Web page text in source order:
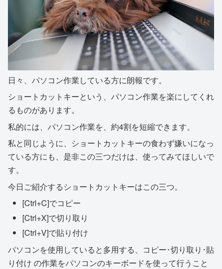
日々、パソコン作業している方に朗報です。
ショートカットキーという、パソコン作業を楽にしてくれ
るものがあります。
私的には、パソコン作業を、約4割を短縮できます。
私と同じように、ショートカットキーの食わず嫌いになっ
ている方にも、是非この三つだけは、使ってみてほしいで
す。
今日ご紹介するショートカットキーはこの三つ。
[Ctrl+C]でコピー
[Ctrl+X]で切り取り
[Ctrl+V]で貼り付け
パソコンを使用していると多用する、コピー･切り取り･貼
り付け の作業をパソコンのキーボードを使って行うこと